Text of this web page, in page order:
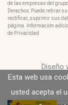
de las empresas del
Derechos: Puede retirar
rectificar, suprimir sus
página. Información
de Privacidad
Diseño
Esta web usa
usted acepta el